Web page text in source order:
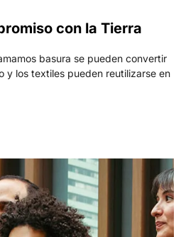
con la Tierra
basura se pueden convertir
y los textiles pueden reutilizarse en